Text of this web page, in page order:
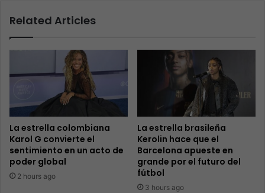
Related Articles
La estrella colombiana
Karol G convierte el
sentimiento en un acto de
poder global
2 hours ago
La estrella brasileña
Kerolin hace que el
Barcelona apueste en
grande por el futuro del
fútbol
3 hours ago